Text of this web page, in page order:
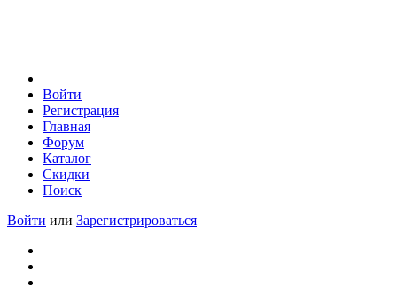
Войти
Регистрация
Главная
Форум
Каталог
Скидки
Поиск
Войти или Зарегистрироваться